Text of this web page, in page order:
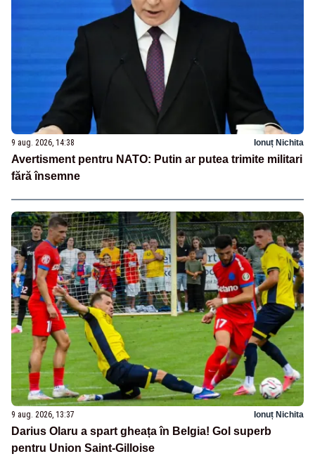
9 aug. 2026, 14:38 Ionuț Nichita
Avertisment pentru NATO: Putin ar putea trimite militari
fără însemne
9 aug. 2026, 13:37 Ionuț Nichita
Darius Olaru a spart gheața în Belgia! Gol superb
pentru Union Saint-Gilloise